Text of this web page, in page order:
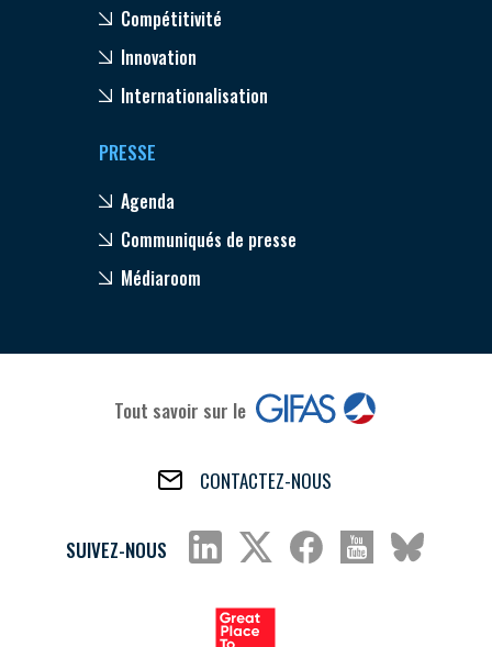
Compétitivité
Innovation
Internationalisation
PRESSE
Agenda
Communiqués de presse
Médiaroom
Tout savoir sur le
CONTACTEZ-NOUS
SUIVEZ-NOUS